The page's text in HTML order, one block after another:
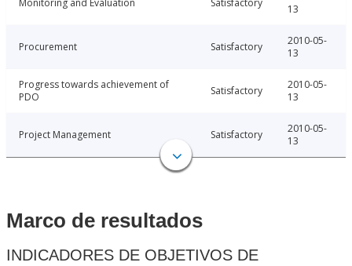
Monitoring and Evaluation Satisfactory
13
Procurement Satisfactory
2010-05-
13
Progress towards achievement of
PDO
Satisfactory
2010-05-
13
Project Management Satisfactory
2010-05-
13
Marco de resultados
INDICADORES DE OBJETIVOS DE